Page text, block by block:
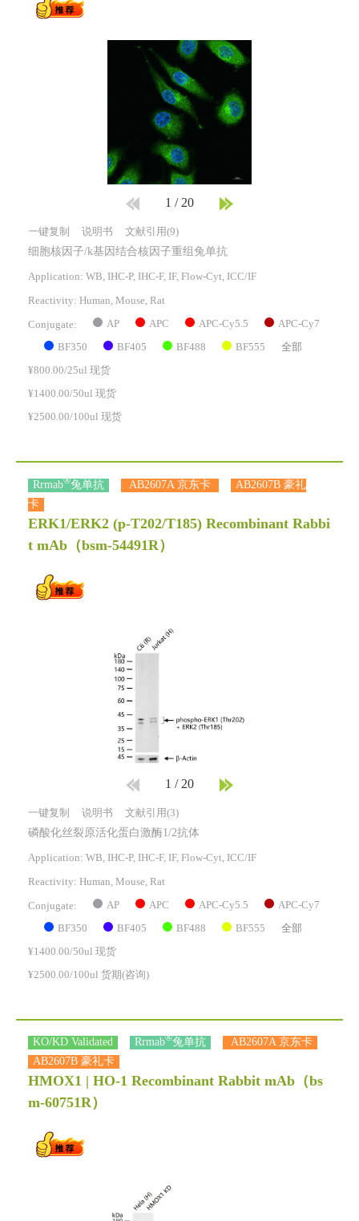
1 /20
一键复制 说明书 文献引用(9)
细胞核因子/k基因结合核因子重组兔单抗
Application: WB, IHC-P, IHC-F, IF, Flow-Cyt, ICC/IF
Reactivity: Human, Mouse, Rat
Conjugate: AP APC APC-Cy5.5 APC-Cy7
BF350 BF405 BF488 BF555 全部
¥800.00/25ul 现货
¥1400.00/50ul 现货
¥2500.00/100ul 现货
Rrmab®兔单抗 AB2607A 京东卡
AB2607B 豪礼
卡
ERK1/ERK2 (p-T202/T185) Recombinant Rabbi
t mAb （bsm-54491R）
1 /20
一键复制 说明书 文献引用(3)
磷酸化丝裂原活化蛋白激酶1/2抗体
Application: WB, IHC-P, IHC-F, IF, Flow-Cyt, ICC/IF
Reactivity: Human, Mouse, Rat
Conjugate: AP APC APC-Cy5.5 APC-Cy7
BF350 BF405 BF488 BF555 全部
¥1400.00/50ul 现货
¥2500.00/100ul 货期(咨询)
KO/KD Validated Rrmab®兔单抗
AB2607A 京东卡
AB2607B 豪礼卡
HMOX1 | HO-1 Recombinant Rabbit mAb （bs
m-60751R）